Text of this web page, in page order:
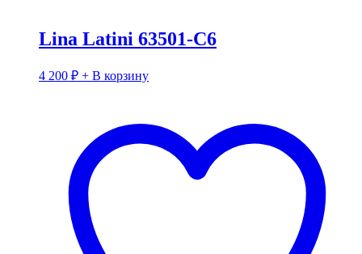
Lina Latini 63501-C6
4 200 ₽ + В корзину